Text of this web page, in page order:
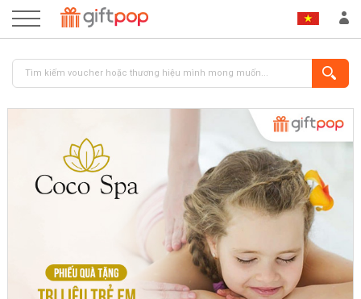
ĐĂNG KÝ